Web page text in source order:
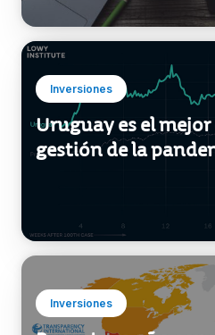
Inversiones
Uruguay es el mejor
gestión de la
Inversiones